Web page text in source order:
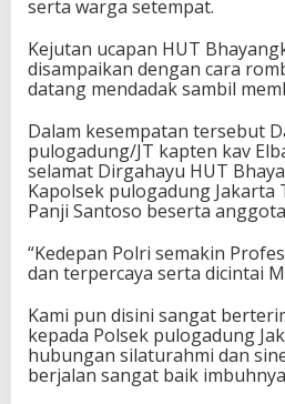
serta warga setempat.
Kejutan ucapan HUT
disampaikan dengan cara
datang mendadak sambil
Dalam kesempatan tersebut
pulogadung/JT kapten kav
selamat Dirgahayu HUT
Kapolsek pulogadung Jakarta
Panji Santoso beserta
“Kedepan Polri semakin
dan terpercaya serta dicintai
Kami pun disini sangat
kepada Polsek pulogadung
hubungan silaturahmi dan
berjalan sangat baik imbuhnya